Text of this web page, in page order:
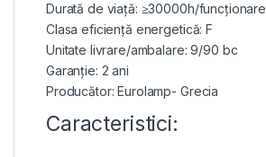
Durată de viață: ≥30000h/funcționare
Clasa eficiență energetică: F
Unitate livrare/ambalare: 9/90 bc
Garanție: 2 ani
Producător: Eurolamp- Grecia
Caracteristici: